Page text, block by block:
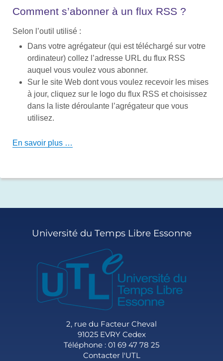
Comment s’abonner à un flux RSS ?
Selon l’outil utilisé :
Dans votre agrégateur (qui est téléchargé sur votre
ordinateur) collez l’adresse URL du flux RSS
auquel vous voulez vous abonner.
Sur le site Web dont vous voulez recevoir les mises
à jour, cliquez sur le logo du flux RSS et choisissez
dans la liste déroulante l’agrégateur que vous
utilisez.
En savoir plus …
Université du Temps Libre Essonne
2, rue du Facteur Cheval
91025 EVRY Cedex
Téléphone : 01 69 47 78 25
Contacter l'UTL